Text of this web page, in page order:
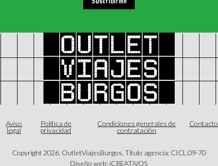
Aviso
legal
Política de
privacidad
Condiciones generales de
contratación
Contacto
Copyright 2026. OutletViajesBurgos, Título agencia: CICL.09-70
Diseño web: iCREATiVOS